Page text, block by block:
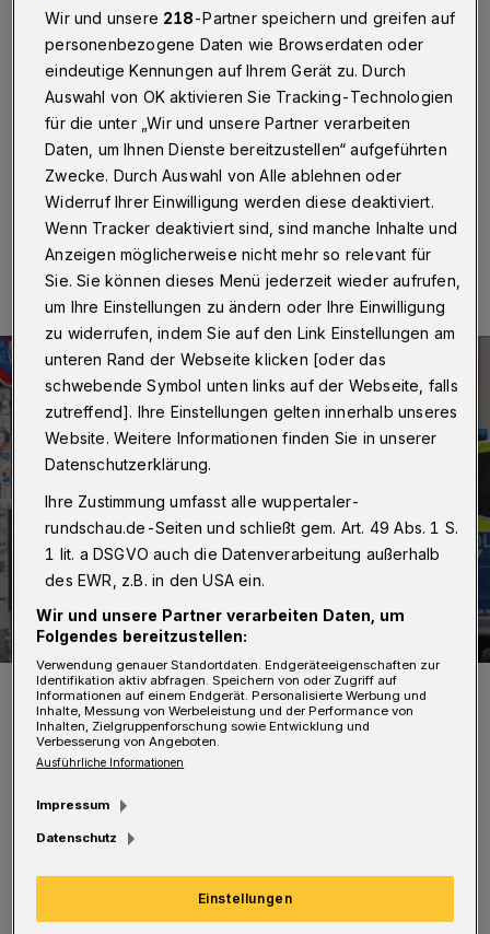
Wuppertal
Ein 24 Jahre alter Mann ist am
Dienstagmittag (11. März 2025) in der Elberfelder
Küferstraße auf ein Dach geflüchtet, als die Polizei
gegen 12:45 Uhr zwei Haftbefehle gegen den
Deutschen vollstrecken wollte.
11.03.2025 , 16:28 Uhr Eine Minute Lesezeit
Bild vom Einsatzort.
Foto: Christoph Petersen
Beamte konnten ihn in einem Gespräch dazu
bewegen, das Dach freiwillig zu verlassen. Die
Feuerwehr holte ihn anschließend mit Hilfe
Wir und unsere 218-Partner speichern und greifen auf
personenbezogene Daten wie Browserdaten oder
eindeutige Kennungen auf Ihrem Gerät zu. Durch
Auswahl von OK aktivieren Sie Tracking-Technologien
für die unter „Wir und unsere Partner verarbeiten
Daten, um Ihnen Dienste bereitzustellen“ aufgeführten
Zwecke. Durch Auswahl von Alle ablehnen oder
Widerruf Ihrer Einwilligung werden diese deaktiviert.
Wenn Tracker deaktiviert sind, sind manche Inhalte und
Anzeigen möglicherweise nicht mehr so relevant für
Sie. Sie können dieses Menü jederzeit wieder aufrufen,
um Ihre Einstellungen zu ändern oder Ihre Einwilligung
zu widerrufen, indem Sie auf den Link Einstellungen am
unteren Rand der Webseite klicken [oder das
schwebende Symbol unten links auf der Webseite, falls
zutreffend]. Ihre Einstellungen gelten innerhalb unseres
Website. Weitere Informationen finden Sie in unserer
Datenschutzerklärung.
Ihre Zustimmung umfasst alle wuppertaler-
rundschau.de-Seiten und schließt gem. Art. 49 Abs. 1 S.
1 lit. a DSGVO auch die Datenverarbeitung außerhalb
des EWR, z.B. in den USA ein.
Wir und unsere Partner verarbeiten Daten, um
Folgendes bereitzustellen:
Verwendung genauer Standortdaten. Endgeräteeigenschaften zur
Identifikation aktiv abfragen. Speichern von oder Zugriff auf
Informationen auf einem Endgerät. Personalisierte Werbung und
Inhalte, Messung von Werbeleistung und der Performance von
Inhalten, Zielgruppenforschung sowie Entwicklung und
Verbesserung von Angeboten.
Ausführliche Informationen
Impressum
Datenschutz
Einstellungen